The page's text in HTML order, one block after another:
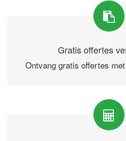
Gratis offertes
Ontvang gratis offertes